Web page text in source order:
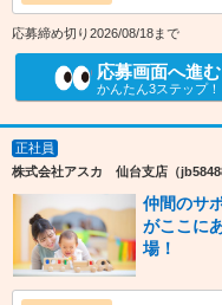
応募締め切り2026/08/18まで
応募画面へ進む
かんたん3ステップ！
正社員
株式会社アスカ 仙台支店（
仲間のサ
がここに
場！